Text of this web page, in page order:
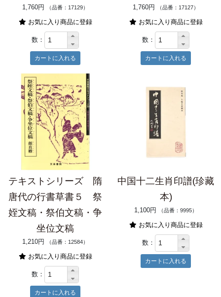
1,760円 （品番：17129）
お気に入り商品に登録
数：
1,760円 （品番：17127）
お気に入り商品に登録
数：
テキストシリーズ 隋
唐代の行書草書５ 祭
姪文稿・祭伯文稿・争
坐位文稿
1,210円 （品番：12584）
お気に入り商品に登録
数：
中国十二生肖印譜(珍藏
本)
1,100円 （品番：9995）
お気に入り商品に登録
数：